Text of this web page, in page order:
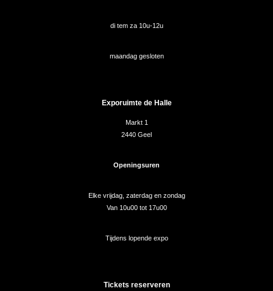
di tem za 10u-12u
maandag gesloten
Exporuimte de Halle
Markt 1
2440 Geel
Openingsuren
Elke vrijdag, zaterdag en zondag
Van 10u00 tot 17u00
Tijdens lopende expo
Tickets reserveren